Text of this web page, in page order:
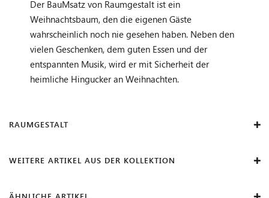
Der BauMsatz von Raumgestalt ist ein
Weihnachtsbaum, den die eigenen Gäste
wahrscheinlich noch nie gesehen haben. Neben den
vielen Geschenken, dem guten Essen und der
entspannten Musik, wird er mit Sicherheit der
heimliche Hingucker an Weihnachten.
RAUMGESTALT
WEITERE ARTIKEL AUS DER KOLLEKTION
ÄHNLICHE ARTIKEL